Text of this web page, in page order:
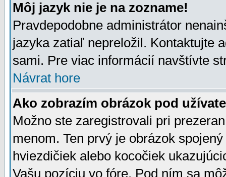
Môj jazyk nie je na zozname!
Pravdepodobne administrátor
jazyka zatiaľ nepreložil. Kontaktujte
sami. Pre viac informácií navštívte
Návrat hore
Ako zobrazím obrázok pod
Možno ste zaregistrovali pri
menom. Ten prvý je obrázok
hviezdičiek alebo kocočiek
Vašu pozíciu vo fóre. Pod ním sa